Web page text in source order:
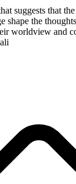
suggests that
shape the
worldview and